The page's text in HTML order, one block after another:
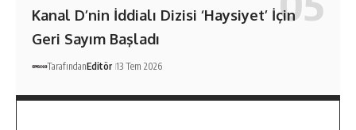
Kanal D’nin İddialı Dizisi ‘Haysiyet’ İçin
Geri Sayım Başladı
TarafındanEditör 13 Tem 2026